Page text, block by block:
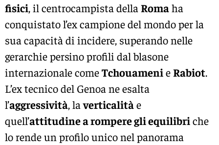
fisici, il centrocampista della Romaha
conquistato l’ex campione del mondo per la
sua capacità di incidere, superando nelle
gerarchie persino profili dal blasone
internazionale comeTchouamenieRabiot.
L’ex tecnico del Genoa ne esalta
l’aggressività, laverticalitàe
quell’attitudine a rompere gli equilibriche
lo rende un profilo unico nel panorama